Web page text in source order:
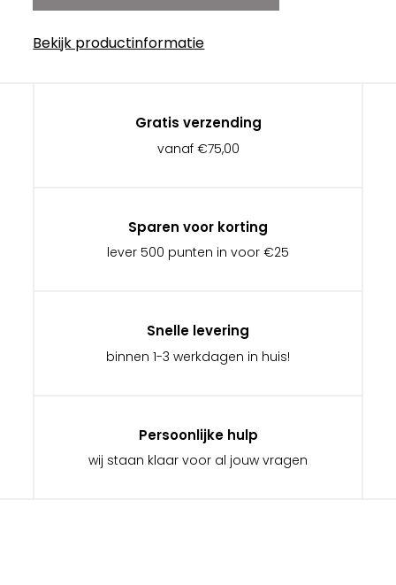
Bekijk productinformatie
Gratis verzending
vanaf €75,00
Sparen voor korting
lever 500 punten in voor €25
Snelle levering
binnen 1-3 werkdagen in huis!
Persoonlijke hulp
wij staan klaar voor al jouw vragen